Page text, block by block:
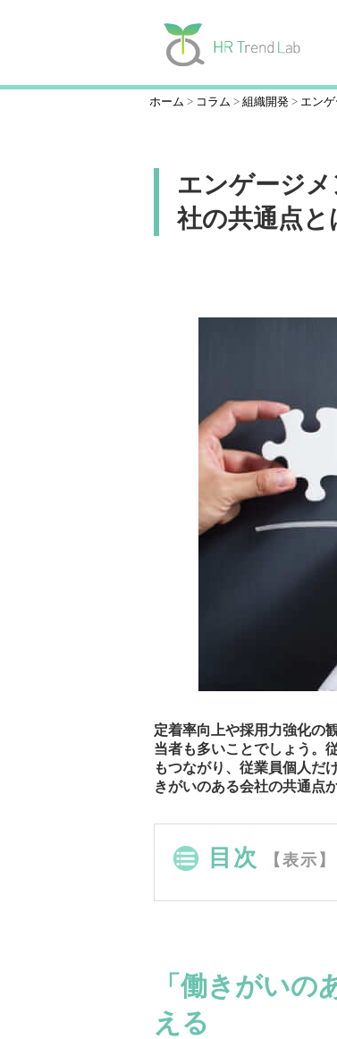
ホーム コラム 組織開発 エン
エンゲージ
社の共通点と
定着率向上や採用力強化の
当者も多いことでしょう。
もつながり、従業員個人だ
きがいのある会社の共通点
目次 【表示】
「働きがい
える